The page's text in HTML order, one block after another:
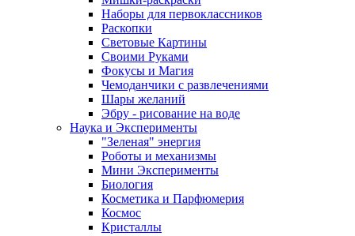
Наборы для первоклассников
Раскопки
Световые Картины
Своими Руками
Фокусы и Магия
Чемоданчики с развлечениями
Шары желаний
Эбру - рисование на воде
Наука и Эксперименты
"Зеленая" энергия
Роботы и механизмы
Мини Эксперименты
Биология
Косметика и Парфюмерия
Космос
Кристаллы